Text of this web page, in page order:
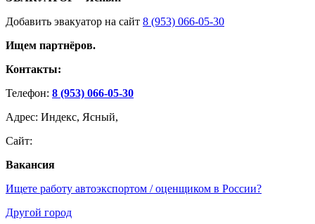
Добавить эвакуатор на сайт 8 (953) 066-05-30
Ищем партнёров.
Контакты:
Телефон: 8 (953) 066-05-30
Адрес: Индекс, Ясный,
Сайт:
Вакансия
Ищете работу автоэкспортом / оценщиком в России?
Другой город